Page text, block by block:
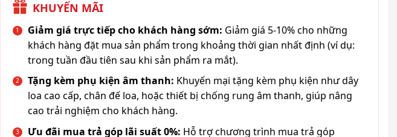
KHUYẾN MÃI
Giảm giá trực tiếp cho khách hàng sớm: Giảm giá 5-10% cho những
khách hàng đặt mua sản phẩm trong khoảng thời gian nhất định (ví dụ:
trong tuần đầu tiên sau khi sản phẩm ra mắt).
Tặng kèm phụ kiện âm thanh: Khuyến mại tặng kèm phụ kiện như dây
loa cao cấp, chân đế loa, hoặc thiết bị chống rung âm thanh, giúp nâng
cao trải nghiệm cho khách hàng.
Ưu đãi mua trả góp lãi suất 0%: Hỗ trợ chương trình mua trả góp